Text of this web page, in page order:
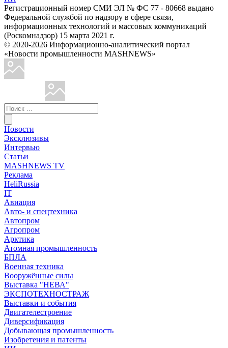
Регистрационный номер СМИ ЭЛ № ФС 77 - 80668 выдано
Федеральной службой по надзору в сфере связи,
информационных технологий и массовых коммуникаций
(Роскомнадзор) 15 марта 2021 г.
© 2020-2026 Информационно-аналитический портал
«Новости промышленности MASHNEWS»
Новости
Эксклюзивы
Интервью
Статьи
MASHNEWS TV
Реклама
HeliRussia
IT
Авиация
Авто- и спецтехника
Автопром
Агропром
Арктика
Атомная промышленность
БПЛА
Военная техника
Вооружённые силы
Выставка "НЕВА"
ЭКСПОТЕХНОСТРАЖ
Выставки и события
Двигателестроение
Диверсификация
Добывающая промышленность
Изобретения и патенты